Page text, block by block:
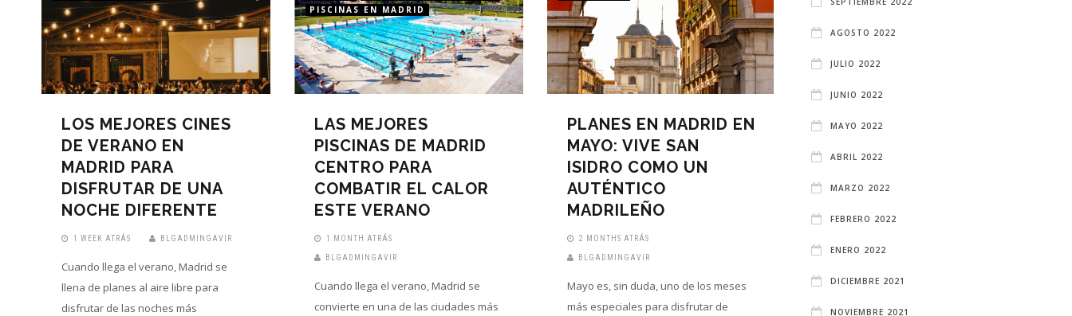
LOS MEJORES CINES
DE VERANO EN
MADRID PARA
DISFRUTAR DE UNA
NOCHE DIFERENTE
1 WEEK ATRÁS BLGADMINGAVIR
Cuando llega el verano, Madrid se
llena de planes al aire libre para
disfrutar de las noches más
PISCINAS EN MADRID
LAS MEJORES
PISCINAS DE MADRID
CENTRO PARA
COMBATIR EL CALOR
ESTE VERANO
1 MONTH ATRÁS
BLGADMINGAVIR
Cuando llega el verano, Madrid se
convierte en una de las ciudades más
PLANES EN MADRID EN
MAYO: VIVE SAN
ISIDRO COMO UN
AUTÉNTICO
MADRILEÑO
2 MONTHS ATRÁS
BLGADMINGAVIR
Mayo es, sin duda, uno de los meses
más especiales para disfrutar de
BARES CLANDESTINOS
SECRETOS MEJOR
GUARDADOS DE LA
NOCHE
La vida nocturna de Madrid nunca deja
de sorprender. Más allá de las
AGOSTO 2022
JULIO 2022
JUNIO 2022
MAYO 2022
ABRIL 2022
MARZO 2022
FEBRERO 2022
ENERO 2022
DICIEMBRE 2021
NOVIEMBRE 2021